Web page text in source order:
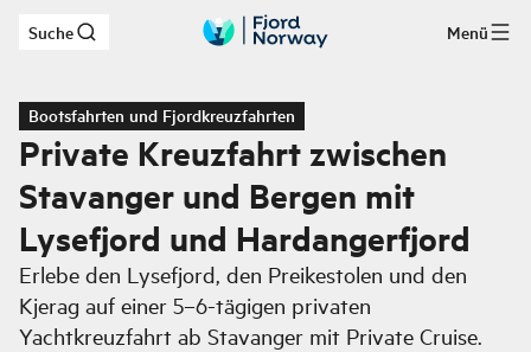
Zum Hauptinhalt
Suche Menü
Bootsfahrten und Fjordkreuzfahrten
Private Kreuzfahrt zwischen
Stavanger und Bergen mit
Lysefjord und Hardangerfjord
Erlebe den Lysefjord, den Preikestolen und den
Kjerag auf einer 5–6-tägigen privaten
Yachtkreuzfahrt ab Stavanger mit Private Cruise.